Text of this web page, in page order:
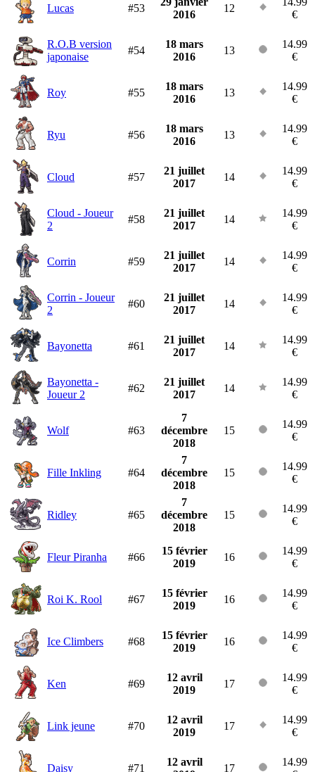
Lucas #53
2016
12
€
R.O.B version
japonaise
#54
18 mars
2016
13
14.99
€
Roy #55
18 mars
2016
13
14.99
€
Ryu #56
18 mars
2016
13
14.99
€
Cloud #57
21 juillet
2017
14
14.99
€
Cloud - Joueur
2
#58
21 juillet
2017
14
14.99
€
Corrin #59
21 juillet
2017
14
14.99
€
Corrin - Joueur
2
#60
21 juillet
2017
14
14.99
€
Bayonetta #61
21 juillet
2017
14
14.99
€
Bayonetta -
Joueur 2
#62
21 juillet
2017
14
14.99
€
Wolf #63
7
décembre
2018
15
14.99
€
Fille Inkling #64
7
décembre
2018
15
14.99
€
Ridley #65
7
décembre
2018
15
14.99
€
Fleur Piranha #66
15 février
2019
16
14.99
€
Roi K. Rool #67
15 février
2019
16
14.99
€
Ice Climbers #68
15 février
2019
16
14.99
€
Ken #69
12 avril
2019
17
14.99
€
Link jeune #70
12 avril
2019
17
14.99
€
Daisy #71
12 avril
17
14.99